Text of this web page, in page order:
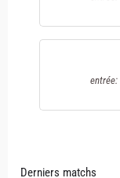
entrée:
Derniers matchs